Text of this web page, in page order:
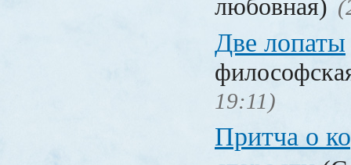
любовная)
Две лопаты
19:11)
Притча о